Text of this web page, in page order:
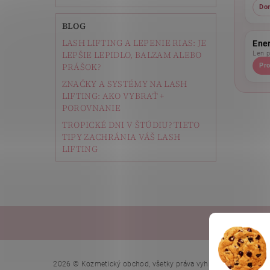
BLOG
LASH LIFTING A LEPENIE RIAS: JE
LEPŠIE LEPIDLO, BALZAM ALEBO
PRÁŠOK?
ZNAČKY A SYSTÉMY NA LASH
LIFTING: AKO VYBRAŤ +
POROVNANIE
TROPICKÉ DNI V ŠTÚDIU? TIETO
TIPY ZACHRÁNIA VÁŠ LASH
LIFTING
Len
2026 © Kozmetický obchod, všetky práva vyhradenéUpraviť